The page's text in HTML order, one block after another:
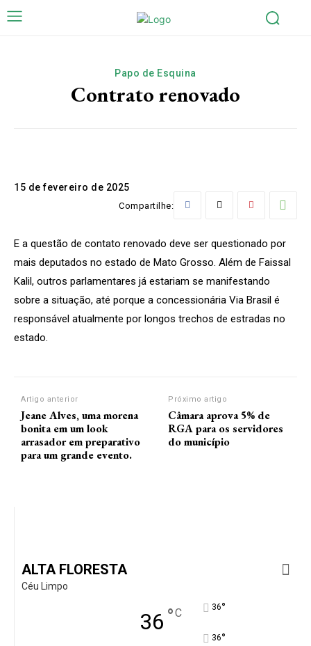
Papo de Esquina
Contrato renovado
15 de fevereiro de 2025
Compartilhe:
E a questão de contato renovado deve ser questionado por
mais deputados no estado de Mato Grosso. Além de Faissal
Kalil, outros parlamentares já estariam se manifestando
sobre a situação, até porque a concessionária Via Brasil é
responsável atualmente por longos trechos de estradas no
estado.
Artigo anterior
Jeane Alves, uma morena
bonita em um look
arrasador em preparativo
para um grande evento.
Próximo artigo
Câmara aprova 5% de
RGA para os servidores
do município
ALTA FLORESTA
Céu Limpo
36 °C 36°
36°